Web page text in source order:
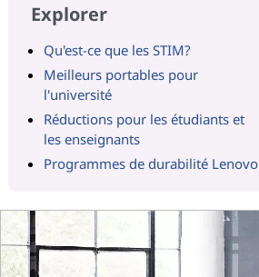
Explorer
Qu'est-ce que les STIM?
Meilleurs portables pour
l'université
Réductions pour les étudiants et
les enseignants
Programmes de durabilité Lenovo